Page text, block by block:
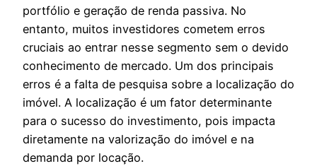
portfólio e geração de renda passiva. No
entanto, muitos investidores cometem erros
cruciais ao entrar nesse segmento sem o devido
conhecimento de mercado. Um dos principais
erros é a falta de pesquisa sobre a localização do
imóvel. A localização é um fator determinante
para o sucesso do investimento, pois impacta
diretamente na valorização do imóvel e na
demanda por locação.